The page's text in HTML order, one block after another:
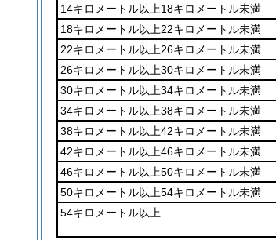
14キロメートル以上18キロメートル未満
18キロメートル以上22キロメートル未満
22キロメートル以上26キロメートル未満
26キロメートル以上30キロメートル未満
30キロメートル以上34キロメートル未満
34キロメートル以上38キロメートル未満
38キロメートル以上42キロメートル未満
42キロメートル以上46キロメートル未満
46キロメートル以上50キロメートル未満
50キロメートル以上54キロメートル未満
54キロメートル以上